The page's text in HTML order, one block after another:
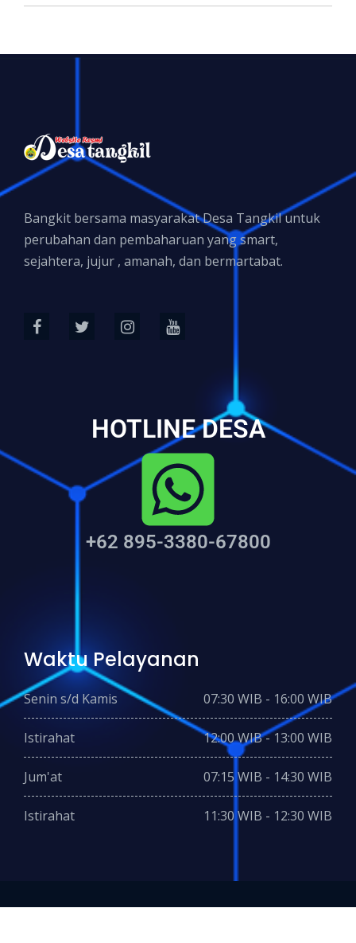
Bangkit bersama masyarakat Desa Tangkil untuk
perubahan dan pembaharuan yang smart,
sejahtera, jujur , amanah, dan bermartabat.
HOTLINE DESA
+62 895-3380-67800
Waktu Pelayanan
Senin s/d Kamis 07:30 WIB - 16:00 WIB
Istirahat 12:00 WIB - 13:00 WIB
Jum'at 07:15 WIB - 14:30 WIB
Istirahat 11:30 WIB - 12:30 WIB